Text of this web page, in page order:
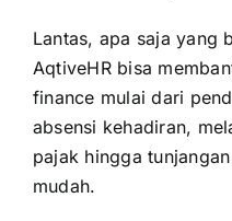
Lantas, apa saja yang
AqtiveHR bisa
finance mulai dari
absensi kehadiran,
pajak hingga
mudah.